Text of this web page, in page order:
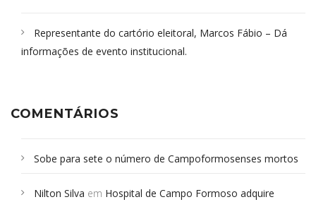
Representante do cartório eleitoral, Marcos Fábio – Dá
informações de evento institucional.
COMENTÁRIOS
Sobe para sete o número de Campoformosenses mortos
Campoformosenses que morreram em desabamentos são
Nilton Silva em Hospital de Campo Formoso adquire